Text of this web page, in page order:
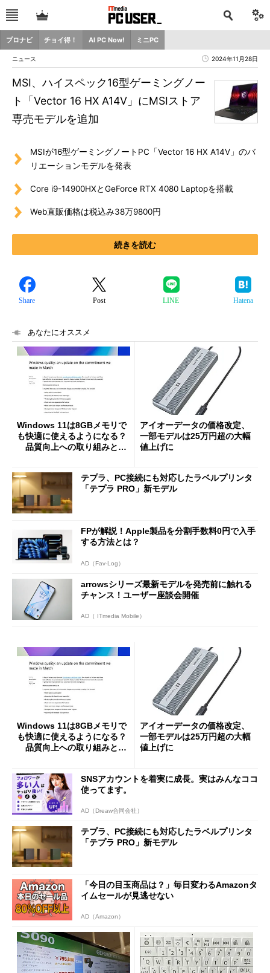
プロナビ チョイ得！ AI PC Now! ミニPC
ニュース 2024年11月28日
MSI、ハイスペック16型ゲーミングノー
ト「Vector 16 HX A14V」にMSIストア
専売モデルを追加
MSIが16型ゲーミングノートPC「Vector 16 HX A14V」のバ
リエーションモデルを発表
Core i9-14900HXとGeForce RTX 4080 Laptopを搭載
Web直販価格は税込み38万9800円
続きを読む
Share Post LINE Hatena
あなたにオススメ
Windows 11は8GBメモリで
も快適に使えるようになる？
品質向上への取り組みと
アイオーデータの価格改定、
一部モデルは25万円超の大幅
値上げに
テプラ、PC接続にも対応したラベルプリンタ
「テプラ PRO」新モデル
FPが解説！Apple製品を分割手数料0円で入手
する方法とは？
AD（Fav-Log）
arrowsシリーズ最新モデルを発売前に触れる
チャンス！ユーザー座談会開催
AD（ ITmedia Mobile）
Windows 11は8GBメモリで
も快適に使えるようになる？
品質向上への取り組みと
アイオーデータの価格改定、
一部モデルは25万円超の大幅
値上げに
SNSアカウントを着実に成長。実はみんなココ
使ってます。
AD（Dreaw合同会社）
テプラ、PC接続にも対応したラベルプリンタ
「テプラ PRO」新モデル
「今日の目玉商品は？」毎日変わるAmazonタ
イムセールが見逃せない
AD（Amazon）